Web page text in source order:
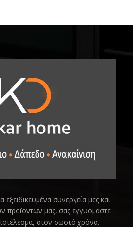
συνεργεία μας και
προϊόντων μας, σας εγγυόμαστε
στον σωστό χρόνο.